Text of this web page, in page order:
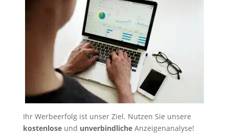
Ihr Werbeerfolg ist unser Ziel. Nutzen Sie unsere
kostenloseund unverbindlicheAnzeigenanalyse!